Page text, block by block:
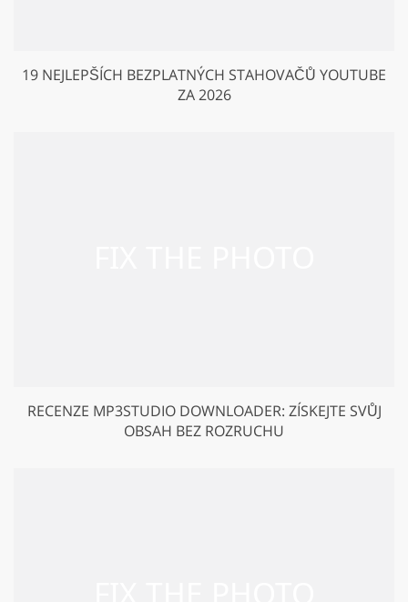
19 NEJLEPŠÍCH BEZPLATNÝCH STAHOVAČŮ YOUTUBE
ZA 2026
RECENZE MP3STUDIO DOWNLOADER: ZÍSKEJTE SVŮJ
OBSAH BEZ ROZRUCHU